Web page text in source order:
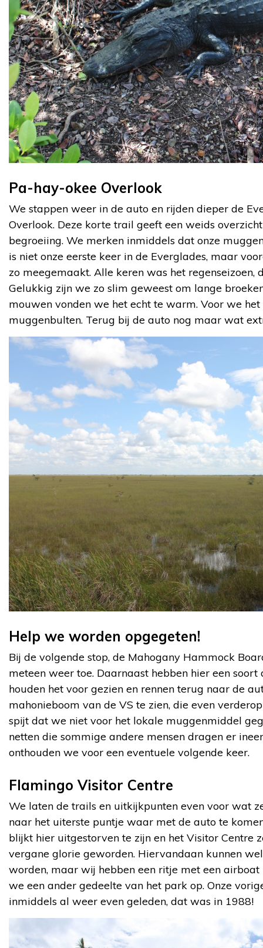
Pa-hay-okee Overlook
We stappen weer in de auto en rijden dieper de
Overlook. Deze korte trail geeft een weids
begroeiing. We merken inmiddels dat onze
is niet onze eerste keer in de Everglades, maar
zo meegemaakt. Alle keren was het regenseizoen,
Gelukkig zijn we zo slim geweest om lange
mouwen vonden we het echt te warm. Voor we
muggenbulten. Terug bij de auto nog maar wat
Help we worden opgegeten!
Bij de volgende stop, de Mahogany Hammock
meteen weer toe. Daarnaast hebben hier een
houden het voor gezien en rennen terug naar de
mahonieboom van de VS te zien, die even
spijt dat we niet voor het lokale muggenmiddel
netten die sommige andere mensen dragen er
onthouden we voor een eventuele volgende keer.
Flamingo Visitor Centre
We laten de trails en uitkijkpunten even voor wat
naar het uiterste puntje waar met de auto te
blijkt hier uitgestorven te zijn en het Visitor Centre
vergane glorie geworden. Hiervandaan kunnen
worden, maar wij hebben een ritje met een
we een ander gedeelte van het park op. Onze
inmiddels al weer even geleden, dat was in 1988!